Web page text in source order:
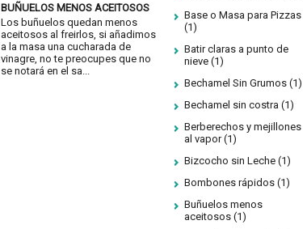
BUÑUELOS MENOS ACEITOSOS
Los buñuelos quedan menos
aceitosos al freirlos, si añadimos
a la masa una cucharada de
vinagre, no te preocupes que no
se notará en el sa...
Base o Masa para Pizzas
(1)
Batir claras a punto de
nieve (1)
Bechamel Sin Grumos (1)
Bechamel sin costra (1)
Berberechos y mejillones
al vapor (1)
Bizcocho sin Leche (1)
Bombones rápidos (1)
Buñuelos menos
aceitosos (1)